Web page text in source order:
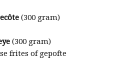
(300 gram)
(300 gram)
frites of gepofte